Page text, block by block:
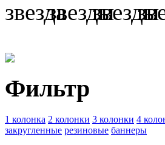
Фильтр
1 колонка 2 колонки 3 колонки 4
закругленные резиновые баннеры